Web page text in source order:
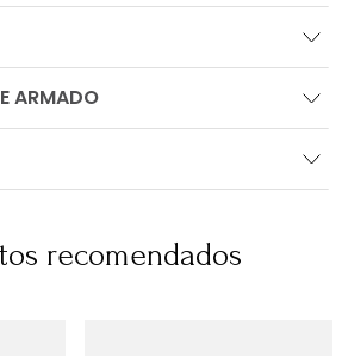
ARMADO
recomendados